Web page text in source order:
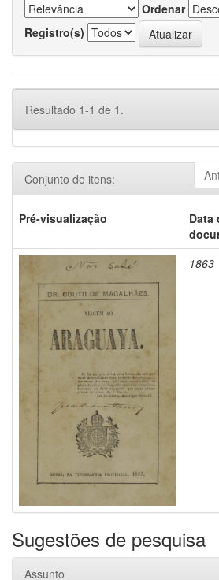
Ordenar
Registro(s)
Resultado 1-1 de 1.
Conjunto de itens:
Pré-visualização
Data
1863
Sugestões de pesquisa
Assunto